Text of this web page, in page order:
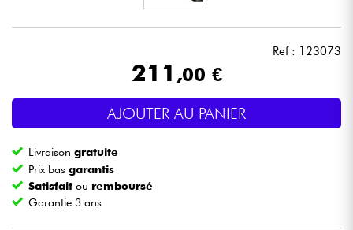
Eclairage
Vents
Ref : 123073
211 ,00 €
AJOUTER AU PANIER
Livraisongratuite
Prix basgarantis
Satisfait ou remboursé
Garantie 3 ans